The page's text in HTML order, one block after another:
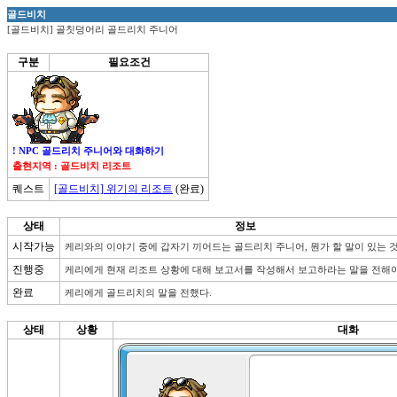
골드비치
[골드비치] 골칫덩어리 골드리치 주니어
구분 필요조건
! NPC 골드리치 주니어와 대화하기
출현지역 : 골드비치 리조트
퀘스트 [골드비치] 위기의 리조트 (완료)
상태
정보
시작가능
케리와의 이야기 중에 갑자기 끼어드는 골드리치 주니어, 뭔가 할 말이 있는
진행중 케리에게 현재 리조트 상황에 대해 보고서를 작성해서 보고하라는 말을 전해
완료 케리에게 골드리치의 말을 전했다.
상태 상황 대화